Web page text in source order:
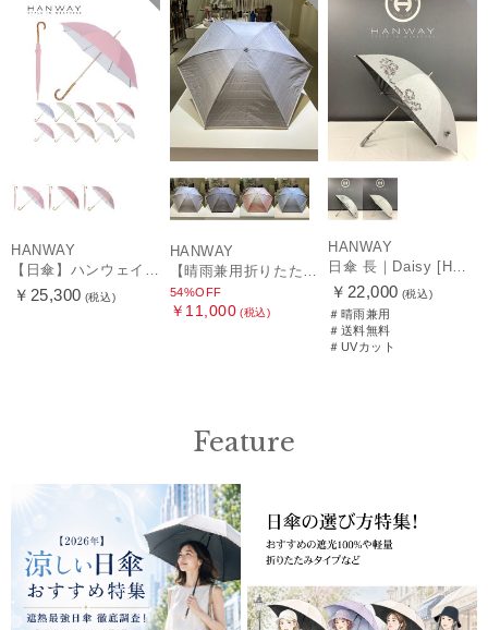
HANWAY
￥25,300 (税込)
HANWAY
54%OFF
￥11,000 (税込)
HANWAY
￥22,000 (税込)
＃晴雨兼用
＃送料無料
＃UVカット
Feature